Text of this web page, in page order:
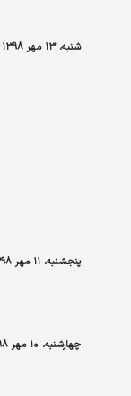
شنبه، ۱۳ مهر ۱۳۹۸
پنجشنبه، ۱۱ مهر ۱۳۹۸
چهارشنبه، ۱۰ مهر ۱۳۹۸